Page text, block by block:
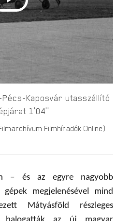
Kaposvár utasszállító
1’04’’
Filmhíradók Online)
– és az egyre nagyobb
megjelenésével mind
Mátyásföld részleges